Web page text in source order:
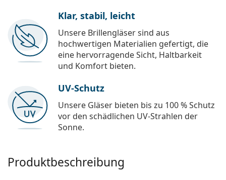
Klar, stabil, leicht
Unsere Brillengläser sind aus
hochwertigen Materialien gefertigt, die
eine hervorragende Sicht, Haltbarkeit
und Komfort bieten.
UV-Schutz
Unsere Gläser bieten bis zu 100 % Schutz
vor den schädlichen UV-Strahlen der
Sonne.
Produktbeschreibung